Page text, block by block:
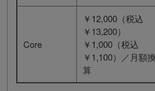
Core
￥12,000（税込
￥13,200）
￥1,000（税込
￥1,100）／月額換
算